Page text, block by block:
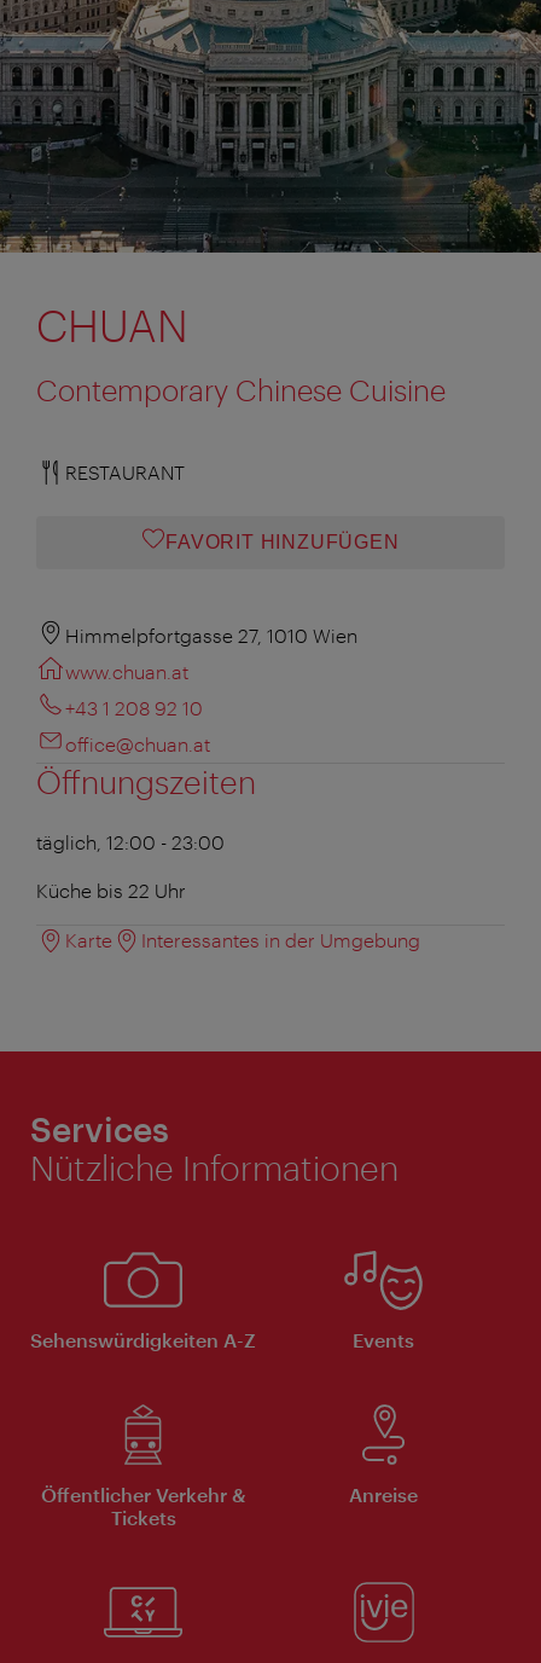
CHUAN
Contemporary Chinese Cuisine
RESTAURANT
FAVORIT HINZUFÜGEN
Himmelpfortgasse 27, 1010 Wien
www.chuan.at
+43 1 208 92 10
office@chuan.at
Öffnungszeiten
täglich, 12:00 - 23:00
Küche bis 22 Uhr
Karte Interessantes in der Umgebung
Services
Nützliche Informationen
Sehenswürdigkeiten A-Z Events
Öffentlicher Verkehr &
Tickets
Anreise